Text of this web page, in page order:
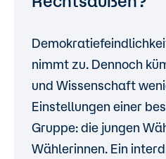
nimmt zu. Dennoch
und Wissenschaft
Einstellungen einer
Gruppe: die jungen
Wählerinnen. Ein